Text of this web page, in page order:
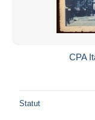
CPA
Statut